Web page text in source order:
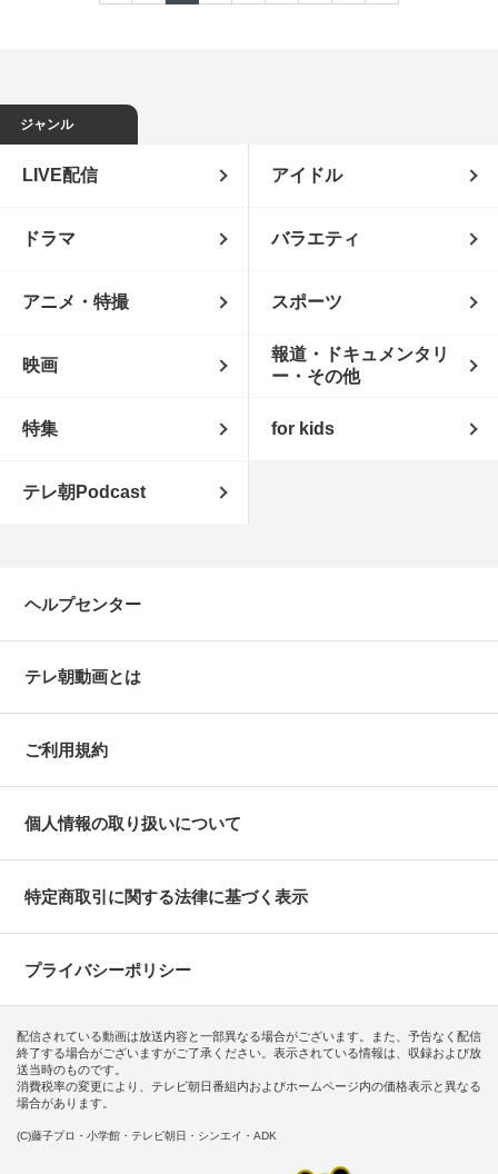
ジャンル
LIVE配信 アイドル
ドラマ バラエティ
アニメ・特撮 スポーツ
映画
報道・ドキュメンタリ
ー・その他
特集 for kids
テレ朝Podcast
ヘルプセンター
テレ朝動画とは
ご利用規約
個人情報の取り扱いについて
特定商取引に関する法律に基づく表示
プライバシーポリシー
配信されている動画は放送内容と一部異なる場合がございます。また、予告なく配信
終了する場合がございますがご了承ください。表示されている情報は、収録および放
送当時のものです。
消費税率の変更により、テレビ朝日番組内およびホームページ内の価格表示と異なる
場合があります。
(C)藤子プロ・小学館・テレビ朝日・シンエイ・ADK